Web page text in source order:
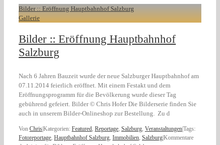
Bilder :: Eröffnung Hauptbahnhof Salzburg
Gallerie
Bilder :: Eröffnung Hauptbahnhof
Salzburg
Nach 6 Jahren Bauzeit wurde der neue Salzburger Hauptbahnhof am
07.11.2014 feierlich eröffnet. Mit einem Festakt und dem
Eröffnungsprogramm für die Bevölkerung wurde dieser Tag
gebührend gefeiert. Bilder © Chris Hofer Die Bilderserie finden Sie
auch in unserem Bilder-Onlineshop zur Bestellung. Zu d
Von ChrisKategorien: Featured, Reportage, Salzburg, VeranstaltungenTags:
Fotoreportage, Hauptbahnhof Salzburg, Immobilien, SalzburgKommentare